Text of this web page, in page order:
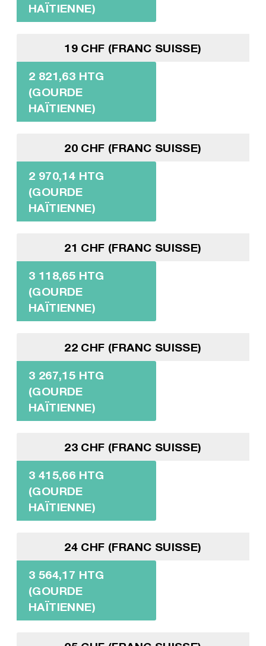
HAÏTIENNE)
19 CHF (FRANC SUISSE)
2 821,63 HTG
(GOURDE
HAÏTIENNE)
20 CHF (FRANC SUISSE)
2 970,14 HTG
(GOURDE
HAÏTIENNE)
21 CHF (FRANC SUISSE)
3 118,65 HTG
(GOURDE
HAÏTIENNE)
22 CHF (FRANC SUISSE)
3 267,15 HTG
(GOURDE
HAÏTIENNE)
23 CHF (FRANC SUISSE)
3 415,66 HTG
(GOURDE
HAÏTIENNE)
24 CHF (FRANC SUISSE)
3 564,17 HTG
(GOURDE
HAÏTIENNE)